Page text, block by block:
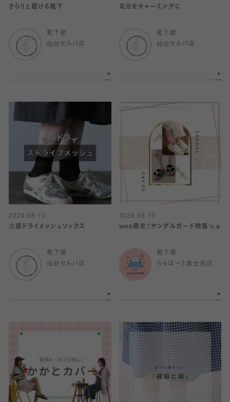
さらりと履ける靴下
靴下屋
仙台セルバ店
足元をチャーミングに
靴下屋
仙台セルバ店
2026.08.10
凉感ドライメッシュソックス
靴下屋
仙台セルバ店
2026.08.10
web限定！サンダルガード特集🩴☀️
靴下屋
ららぽーと富士見店